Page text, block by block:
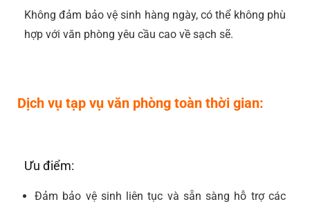
Không đảm bảo vệ sinh hàng ngày, có thể không phù
hợp với văn phòng yêu cầu cao về sạch sẽ.
Dịch vụ tạp vụ văn phòng toàn thời gian:
Ưu điểm:
Đảm bảo vệ sinh liên tục và sẵn sàng hỗ trợ các